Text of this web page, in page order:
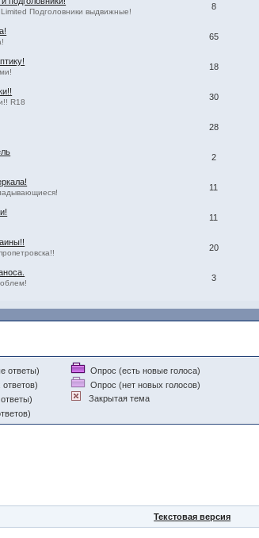
Подголовники выдвижные!
8
65
18
R18
30
28
2
11
11
20
3
ответы)
Опрос (есть новые голоса)
Опрос (нет новых голосов)
Закрытая тема
Текстовая версия